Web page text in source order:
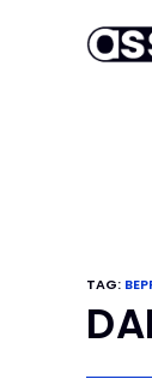
TAG: